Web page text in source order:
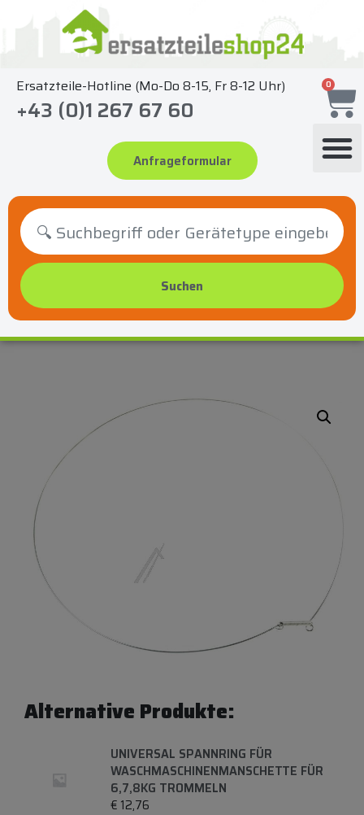
springen
Ersatzteile-Hotline (Mo-Do 8-15, Fr 8-12 Uhr)
+43 (0)1 267 67 60
Anfrageformular
0
Alternative Produkte:
UNIVERSAL SPANNRING FÜR
WASCHMASCHINENMANSCHETTE FÜR
6,7,8KG TROMMELN
€ 12,76